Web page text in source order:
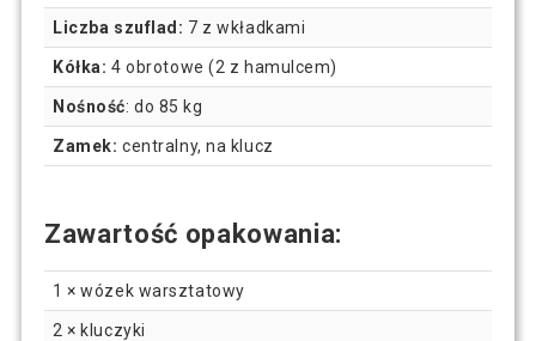
Liczba szuflad: 7 z wkładkami
Kółka: 4 obrotowe (2 z hamulcem)
Nośność: do 85 kg
Zamek: centralny, na klucz
Zawartość opakowania:
1 × wózek warsztatowy
2 × kluczyki